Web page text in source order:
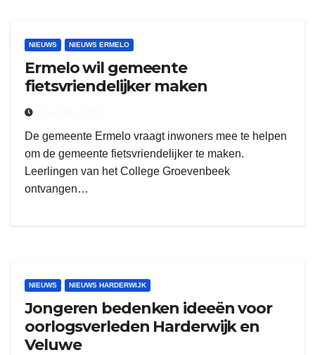
gijs zwart interieurbouw
NIEUWS NIEUWS ERMELO
Ermelo wil gemeente
fietsvriendelijker maken
De gemeente Ermelo vraagt inwoners mee te helpen
om de gemeente fietsvriendelijker te maken.
Leerlingen van het College Groevenbeek
ontvangen…
NIEUWS NIEUWS HARDERWIJK
Jongeren bedenken ideeën voor
oorlogsverleden Harderwijk en
Veluwe